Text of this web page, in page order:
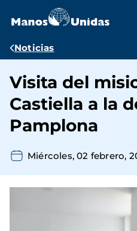
contenido
Ruta
navegación
Noticias
Visita del
Castiella a la
Pamplona
Miércoles, 02 febrero,